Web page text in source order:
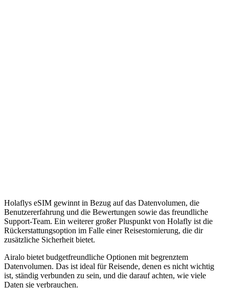
Holaflys eSIM gewinnt in Bezug auf das Datenvolumen, die
Benutzererfahrung und die Bewertungen sowie das freundliche
Support-Team. Ein weiterer großer Pluspunkt von Holafly ist die
Rückerstattungsoption im Falle einer Reisestornierung, die dir
zusätzliche Sicherheit bietet.
Airalo bietet budgetfreundliche Optionen mit begrenztem
Datenvolumen. Das ist ideal für Reisende, denen es nicht wichtig
ist, ständig verbunden zu sein, und die darauf achten, wie viele
Daten sie verbrauchen.